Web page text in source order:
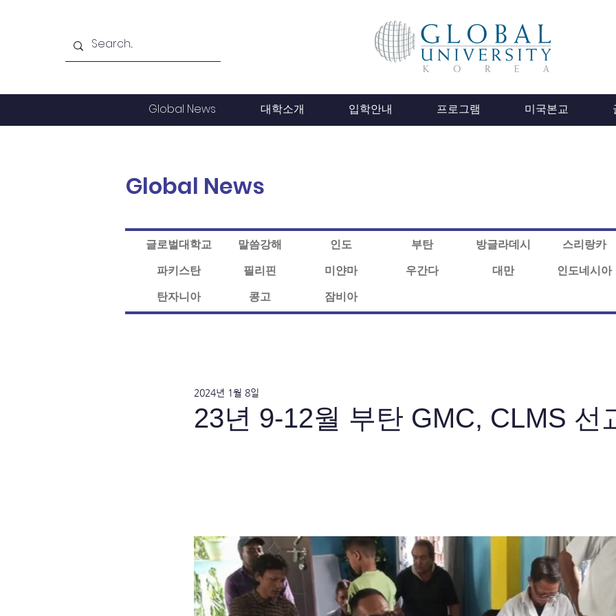
Global News 대학소개 입학안내 프로그램 미국본교
Global News
글로벌대학교 말씀강해 인도 부탄 방글라데시 스리랑카
파키스탄 필리핀 미얀마 우간다 대만 인도네시아
탄자니아 콩고 잠비아
23년 9-12월 부탄 GMC, CLMS 선
2024년 1월 8일